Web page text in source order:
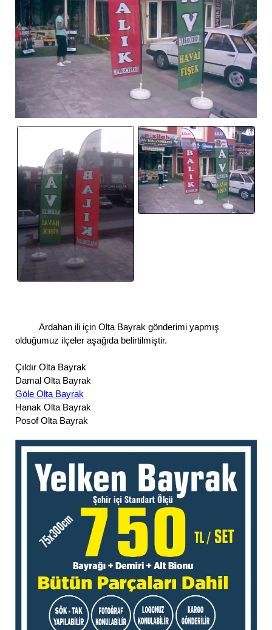
Ardahan ili için Olta Bayrak gönderimi yapmış
olduğumuz ilçeler aşağıda belirtilmiştir.
Çıldır Olta Bayrak
Damal Olta Bayrak
Göle Olta Bayrak
Hanak Olta Bayrak
Posof Olta Bayrak